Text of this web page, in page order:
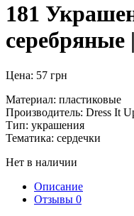
181
Цена: 57 грн
Материал: пластиковые
Производитель: Dress It
Тип: украшения
Тематика: сердечки
Нет в наличии
Описание
Отзывы 0